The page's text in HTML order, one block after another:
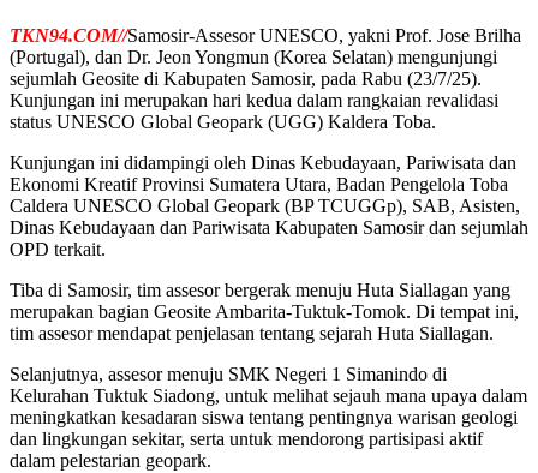
TKN94.COM//Samosir-Assesor UNESCO, yakni Prof. Jose Brilha
(Portugal), dan Dr. Jeon Yongmun (Korea Selatan) mengunjungi
sejumlah Geosite di Kabupaten Samosir, pada Rabu (23/7/25).
Kunjungan ini merupakan hari kedua dalam rangkaian revalidasi
status UNESCO Global Geopark (UGG) Kaldera Toba.
Kunjungan ini didampingi oleh Dinas Kebudayaan, Pariwisata dan
Ekonomi Kreatif Provinsi Sumatera Utara, Badan Pengelola Toba
Caldera UNESCO Global Geopark (BP TCUGGp), SAB, Asisten,
Dinas Kebudayaan dan Pariwisata Kabupaten Samosir dan sejumlah
OPD terkait.
Tiba di Samosir, tim assesor bergerak menuju Huta Siallagan yang
merupakan bagian Geosite Ambarita-Tuktuk-Tomok. Di tempat ini,
tim assesor mendapat penjelasan tentang sejarah Huta Siallagan.
Selanjutnya, assesor menuju SMK Negeri 1 Simanindo di
Kelurahan Tuktuk Siadong, untuk melihat sejauh mana upaya dalam
meningkatkan kesadaran siswa tentang pentingnya warisan geologi
dan lingkungan sekitar, serta untuk mendorong partisipasi aktif
dalam pelestarian geopark.